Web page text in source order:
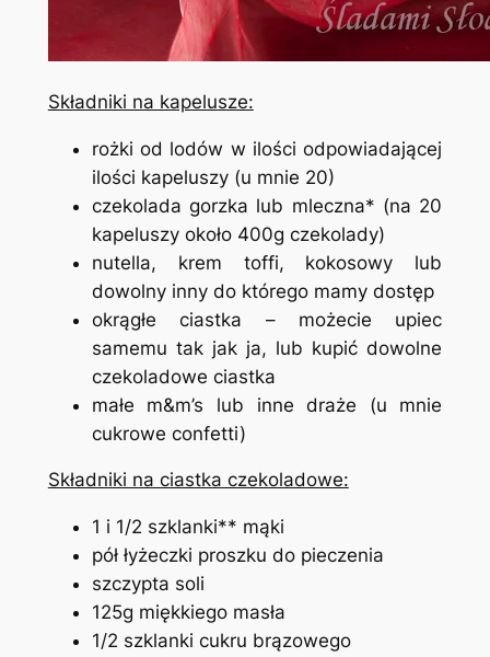
Składniki na kapelusze:
rożki od lodów w ilości odpowiadającej
ilości kapeluszy (u mnie 20)
czekolada gorzka lub mleczna* (na 20
kapeluszy około 400g czekolady)
nutella, krem toffi, kokosowy lub
dowolny inny do którego mamy dostęp
okrągłe ciastka – możecie upiec
samemu tak jak ja, lub kupić dowolne
czekoladowe ciastka
małe m&m’s lub inne draże (u mnie
cukrowe confetti)
Składniki na ciastka czekoladowe:
1 i 1/2 szklanki** mąki
pół łyżeczki proszku do pieczenia
szczypta soli
125g miękkiego masła
1/2 szklanki cukru brązowego